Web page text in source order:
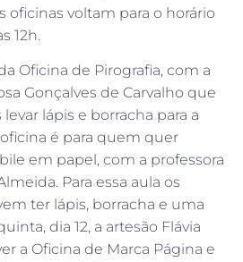
oficinas voltam para o horário
12h.
Oficina de Pirografia, com a
Gonçalves de Carvalho que
lápis e borracha para a
oficina é para quem quer
em papel, com a professora
Para essa aula os
ter lápis, borracha e uma
dia 12, a artesão Flávia
a Oficina de Marca Página e